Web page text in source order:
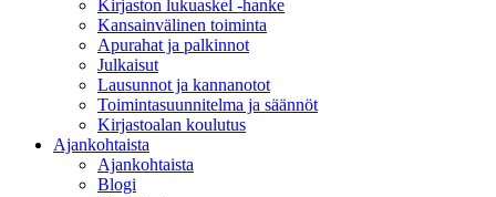
Kirjaston lukuaskel -hanke
Kansainvälinen toiminta
Apurahat ja palkinnot
Julkaisut
Lausunnot ja kannanotot
Toimintasuunnitelma ja säännöt
Kirjastoalan koulutus
Ajankohtaista
Ajankohtaista
Blogi